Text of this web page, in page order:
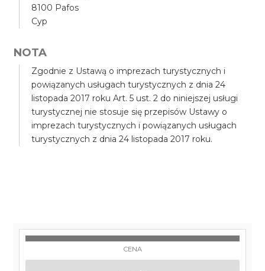
8100 Pafos
Cyp
NOTA
Zgodnie z Ustawą o imprezach turystycznych i
powiązanych usługach turystycznych z dnia 24
listopada 2017 roku Art. 5 ust. 2 do niniejszej usługi
turystycznej nie stosuje się przepisów Ustawy o
imprezach turystycznych i powiązanych usługach
turystycznych z dnia 24 listopada 2017 roku.
CENA